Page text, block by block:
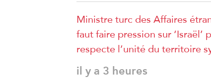
Ministre turc des Affaires
faut faire pression sur ‘Israël’
respecte l’unité du territoire
il y a 3 heures